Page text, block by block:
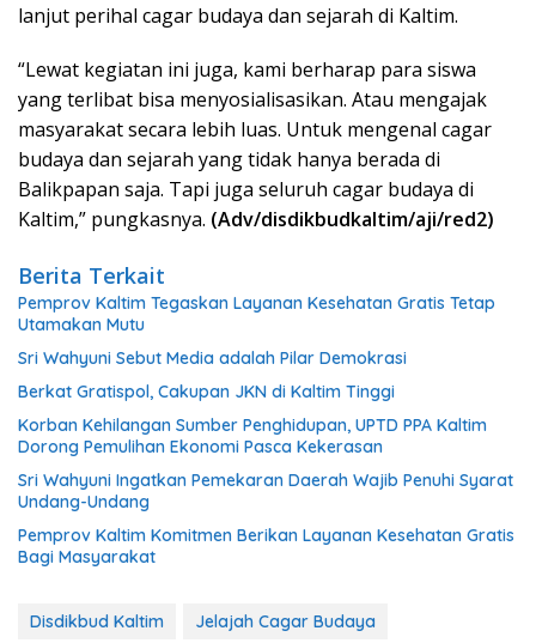
lanjut perihal cagar budaya dan sejarah di Kaltim.
“Lewat kegiatan ini juga, kami berharap para siswa
yang terlibat bisa menyosialisasikan. Atau mengajak
masyarakat secara lebih luas. Untuk mengenal cagar
budaya dan sejarah yang tidak hanya berada di
Balikpapan saja. Tapi juga seluruh cagar budaya di
Kaltim,” pungkasnya. (Adv/disdikbudkaltim/aji/red2)
Berita Terkait
Pemprov Kaltim Tegaskan Layanan Kesehatan Gratis Tetap
Utamakan Mutu
Sri Wahyuni Sebut Media adalah Pilar Demokrasi
Berkat Gratispol, Cakupan JKN di Kaltim Tinggi
Korban Kehilangan Sumber Penghidupan, UPTD PPA Kaltim
Dorong Pemulihan Ekonomi Pasca Kekerasan
Sri Wahyuni Ingatkan Pemekaran Daerah Wajib Penuhi Syarat
Undang-Undang
Pemprov Kaltim Komitmen Berikan Layanan Kesehatan Gratis
Bagi Masyarakat
Disdikbud Kaltim
Jelajah Cagar Budaya